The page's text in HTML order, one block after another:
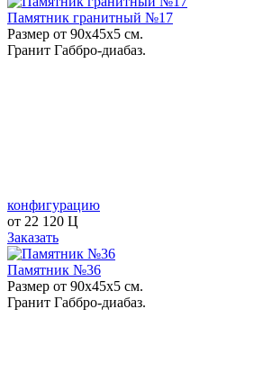
Памятник гранитный №17
Размер от 90х45х5 см.
Гранит Габбро-диабаз.
конфигурацию
от 22 120 Ц
Заказать
Памятник №36
Размер от 90х45х5 см.
Гранит Габбро-диабаз.